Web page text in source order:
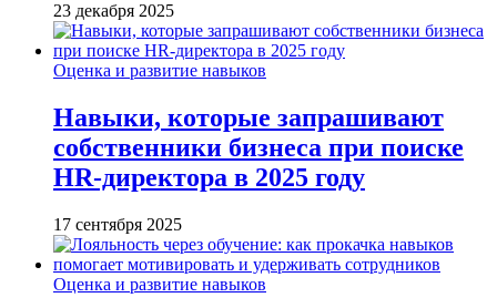
23 декабря 2025
Оценка и развитие навыков
Навыки, которые запрашивают
собственники бизнеса при поиске
HR-директора в 2025 году
17 сентября 2025
Оценка и развитие навыков